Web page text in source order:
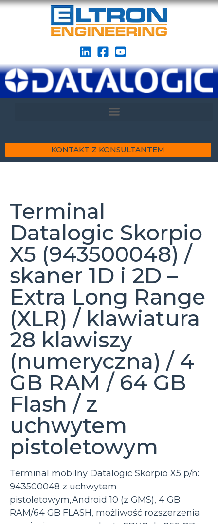
KONTAKT Z KONSULTANTEM
Terminal
Datalogic Skorpio
X5 (943500048) /
skaner 1D i 2D –
Extra Long Range
(XLR) / klawiatura
28 klawiszy
(numeryczna) / 4
GB RAM / 64 GB
Flash / z
uchwytem
pistoletowym
Terminal mobilny Datalogic Skorpio X5 p/n:
943500048 z uchwytem
pistoletowym,Android 10 (z GMS), 4 GB
RAM/64 GB FLASH, możliwość rozszerzenia